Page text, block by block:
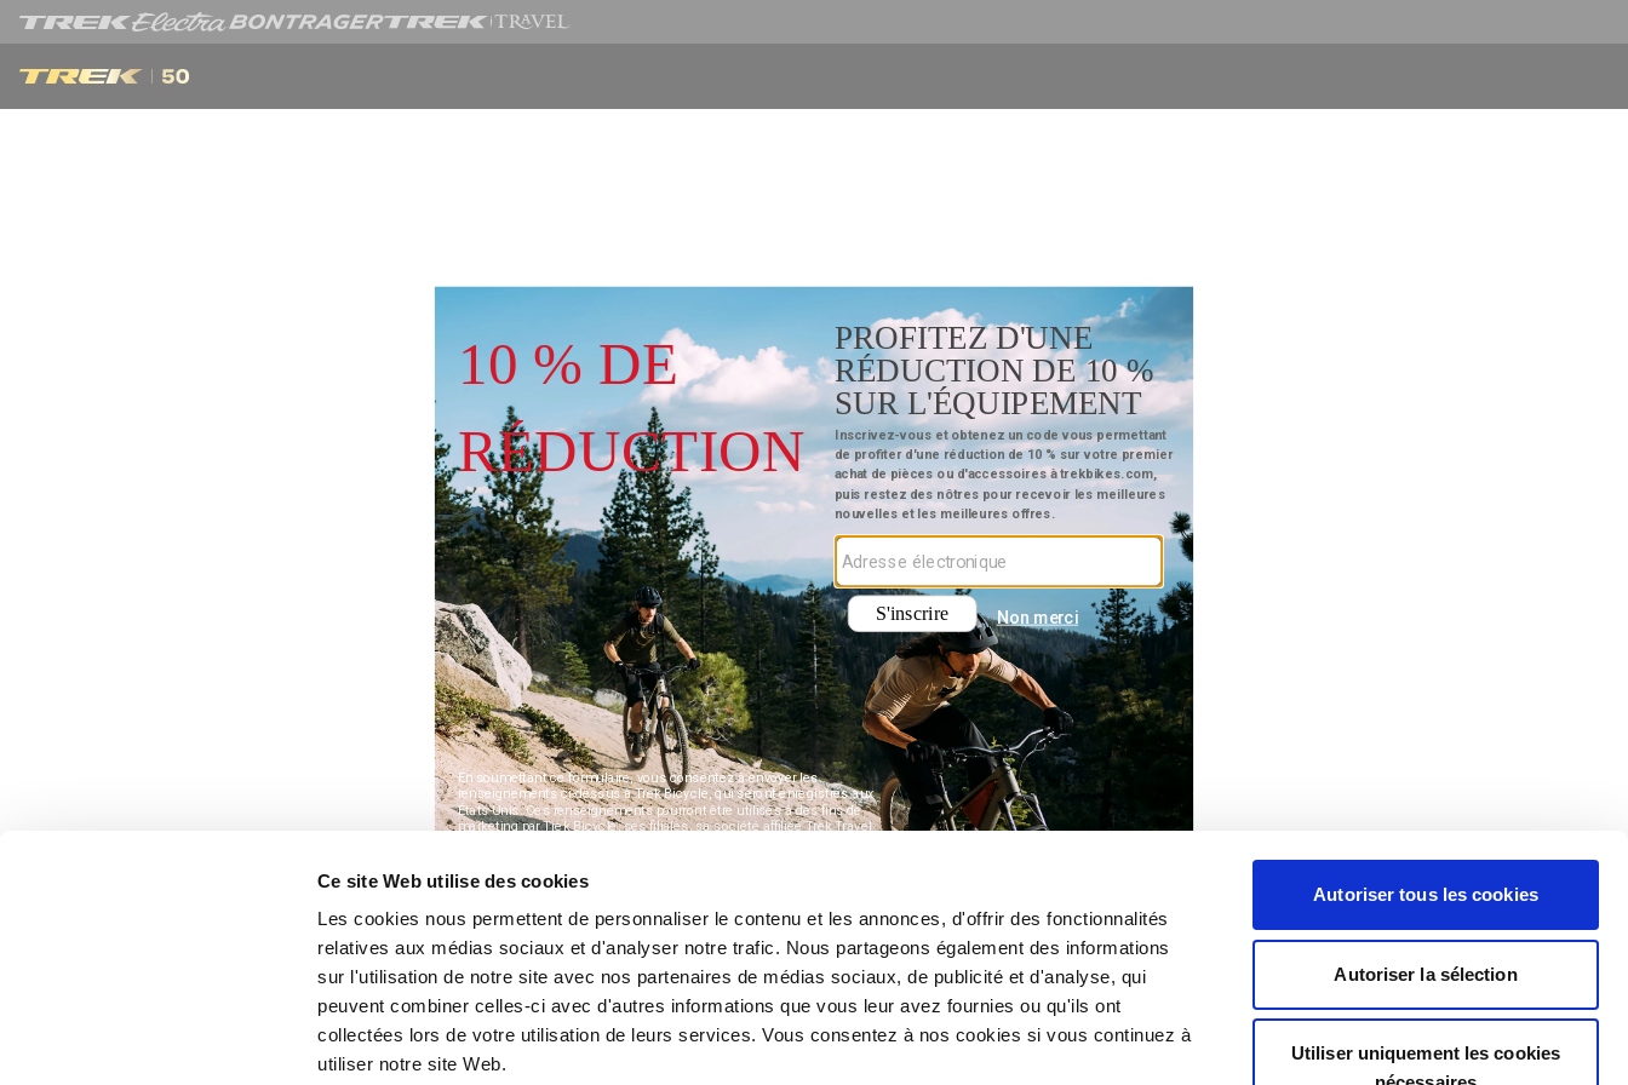
Ce site Web utilise des cookies
Les cookies nous permettent de personnaliser le contenu et les annonces, d'offrir des fonctionnalités
relatives aux médias sociaux et d'analyser notre trafic. Nous partageons également des informations
sur l'utilisation de notre site avec nos partenaires de médias sociaux, de publicité et d'analyse, qui
peuvent combiner celles-ci avec d'autres informations que vous leur avez fournies ou qu'ils ont
collectées lors de votre utilisation de leurs services. Vous consentez à nos cookies si vous continuez à
utiliser notre site Web.
Autoriser tous les cookies
Autoriser la sélection
Utiliser uniquement les cookies